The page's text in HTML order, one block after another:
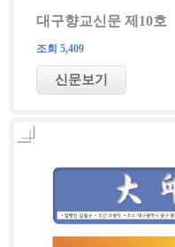
대구향교신문 제10호
조회 5,409